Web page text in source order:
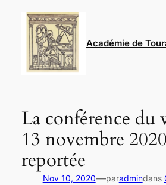
contenu
Académie de
La conférence du
13 novembre
reportée
Nov 10, 2020—paradmindans